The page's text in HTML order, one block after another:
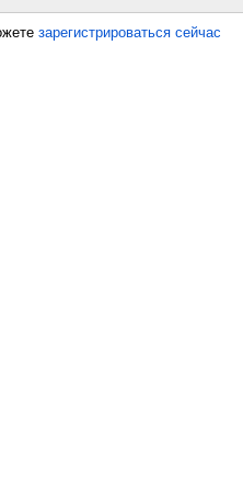
зарегистрироваться сейчас